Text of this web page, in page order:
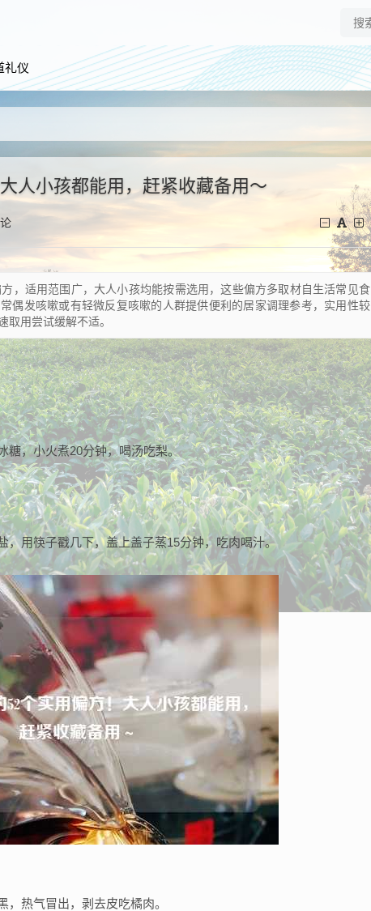
礼仪
人小孩都能用，赶紧收藏备用～
，适用范围广，大人小孩均能按需选用，这些偏方多取材自生活常见食
偶发咳嗽或有轻微反复咳嗽的人群提供便利的居家调理参考，实用性较
用尝试缓解不适。
糖，小火煮20分钟，喝汤吃梨。
，用筷子戳几下，盖上盖子蒸15分钟，吃肉喝汁。
热气冒出，剥去皮吃橘肉。